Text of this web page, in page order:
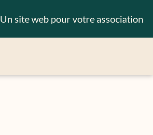
Un site web pour votre association